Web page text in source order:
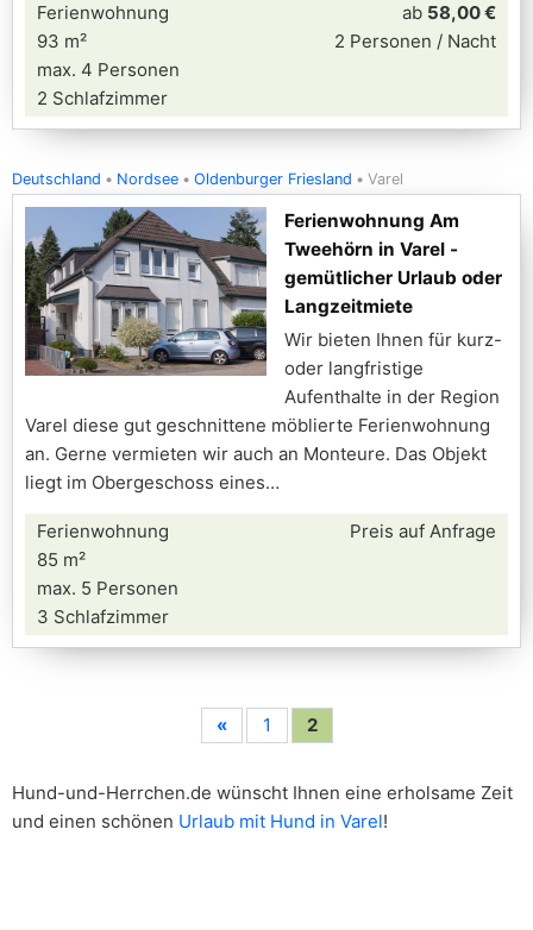
Ferienwohnung
93 m²
max. 4 Personen
2 Schlafzimmer
ab 58,00 €
2 Personen / Nacht
Deutschland Nordsee Oldenburger Friesland Varel
Ferienwohnung Am
Tweehörn in Varel -
gemütlicher Urlaub oder
Langzeitmiete
Wir bieten Ihnen für kurz-
oder langfristige
Aufenthalte in der Region
Varel diese gut geschnittene möblierte Ferienwohnung
an. Gerne vermieten wir auch an Monteure. Das Objekt
liegt im Obergeschoss eines
Ferienwohnung
85 m²
max. 5 Personen
3 Schlafzimmer
Preis auf Anfrage
« 1 2
Hund-und-Herrchen.de wünscht Ihnen eine erholsame Zeit
und einen schönen Urlaub mit Hund in Varel!